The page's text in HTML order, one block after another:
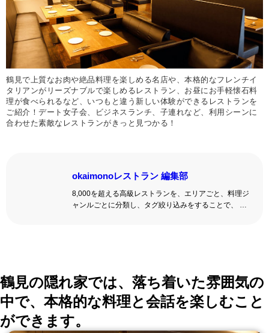
鶴見で上質なお肉や絶品料理を楽しめる名店や、本格的なフレンチイ
タリアンがリーズナブルで楽しめるレストラン、お昼にお手軽懐石料
理が食べられるなど、いつもと違う新しい体験ができるレストランを
ご紹介！デート女子会、ビジネスランチ、子連れなど、利用シーンに
合わせた素敵なレストランがきっと見つかる！
okaimonoレストラン 編集部
8,000を超える高級レストランを、エリアごと、料理ジ
ャンルごとに分類し、タグ絞り込みをすることで、 い
鶴見の隠れ家では、落ち着いた雰囲気の
中で、本格的な料理と会話を楽しむこと
ができます。